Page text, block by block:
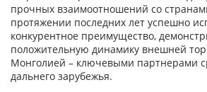
прочных взаимоотношений со
протяжении последних лет успешно
конкурентное преимущество,
положительную динамику внешней
Монголией – ключевыми партнерами
дальнего зарубежья.